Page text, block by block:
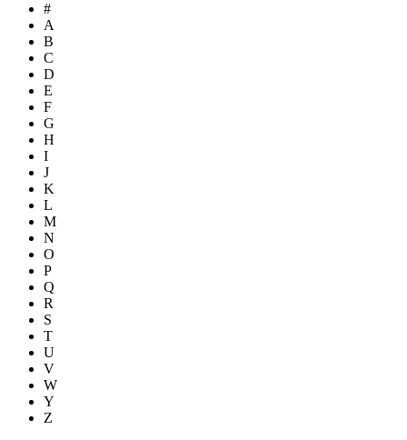
#
A
B
C
D
E
F
G
H
I
J
K
L
M
N
O
P
Q
R
S
T
U
V
W
Y
Z